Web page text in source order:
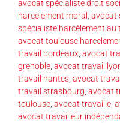
avocat spécialiste droit
harcelement moral , avocat
spécialiste harcèlement au
avocat toulouse
travail bordeaux, avocat
grenoble, avocat travail
travail nantes, avocat
travail strasbourg, avocat
toulouse, avocat travaille,
avocat travailleur